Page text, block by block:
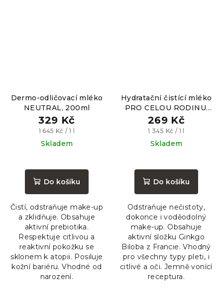
Dermo-odličovací mléko
NEUTRAL, 200ml
329 Kč
Měrná
cena:
1 645 Kč / 1 l
Skladem
hodnocení
produktu
z
5
hvězdiček.
Do košíku
Čistí, odstraňuje make-up
a zklidňuje. Obsahuje
aktivní prebiotika.
Respektuje citlivou a
reaktivní pokožku se
sklonem k atopii. Posiluje
kožní bariéru. Vhodné od
narození.
Hydratační čistící mléko
PRO CELOU RODINU,
200ml
269 Kč
Měrná
cena:
1 345 Kč / 1 l
Skladem
hodnocení
produktu
z
5
hvězdiček.
Do košíku
Odstraňuje nečistoty,
dokonce i voděodolný
make-up. Obsahuje
aktivní složku Ginkgo
Biloba z Francie. Vhodný
pro všechny typy pleti, i
citlivé a oči. Jemně vonící
receptura.